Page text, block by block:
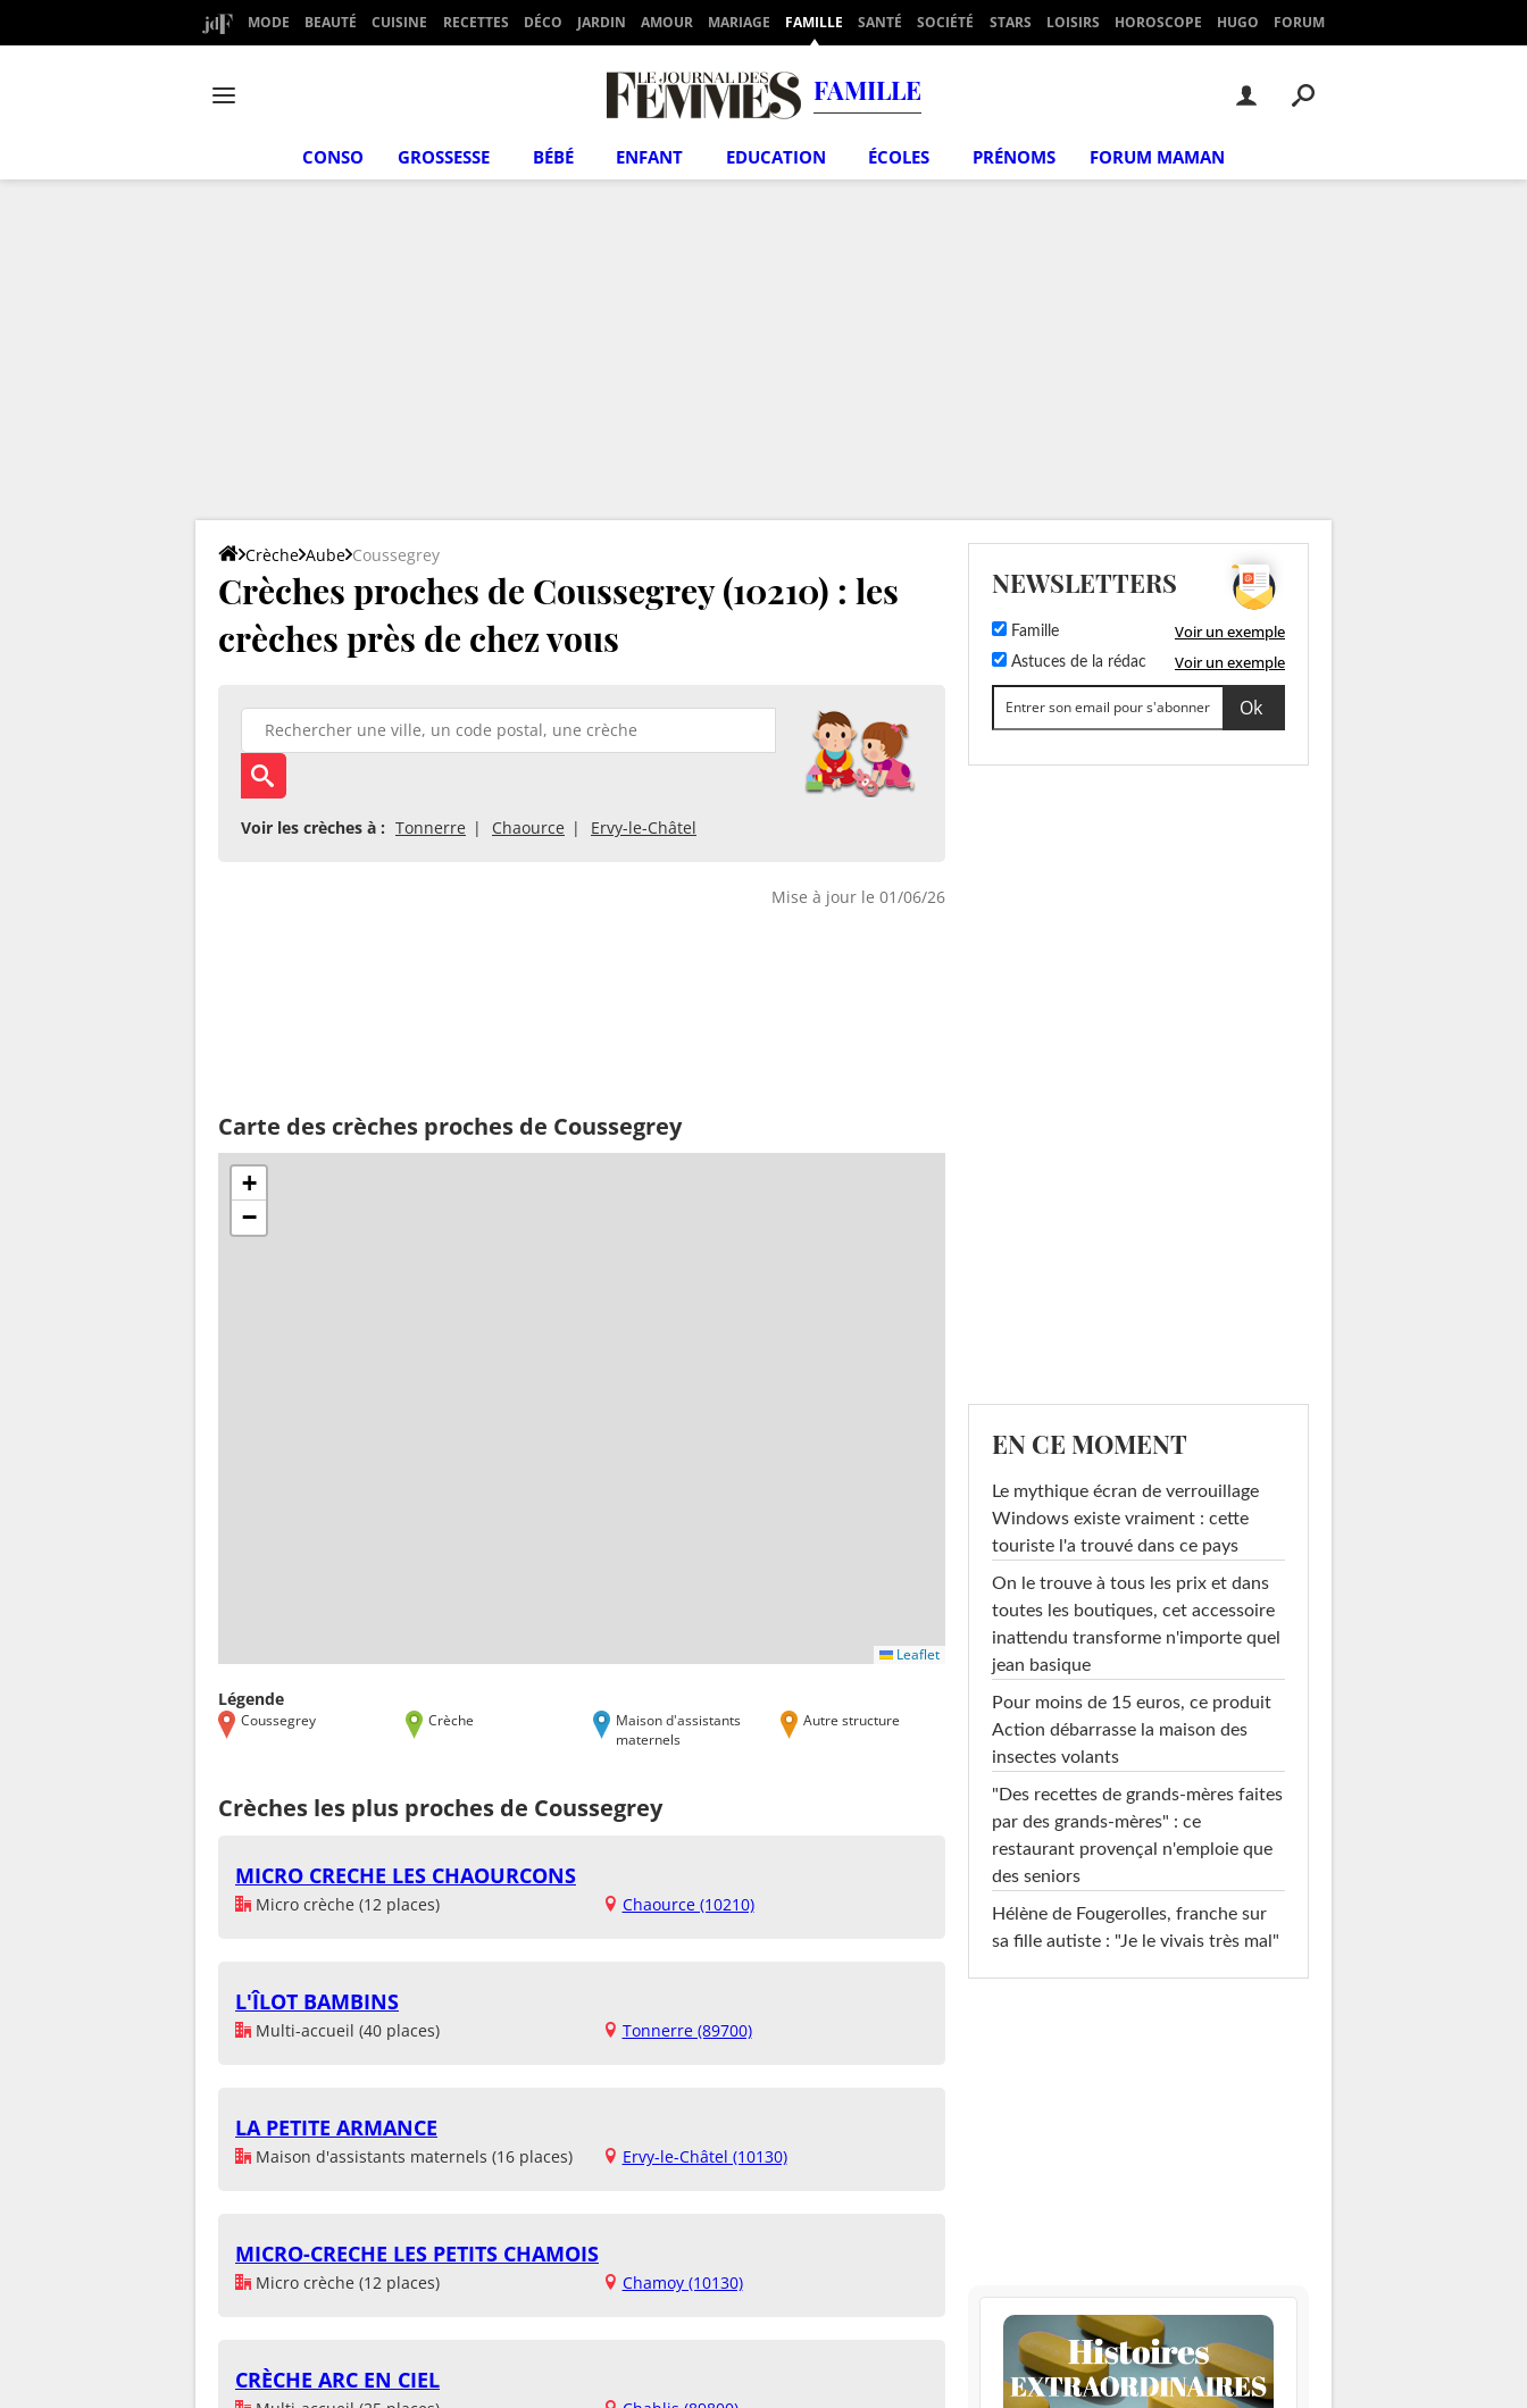
MODE BEAUTÉ CUISINE RECETTES DÉCO JARDIN AMOUR MARIAGE FAMILLE SANTÉ SOCIÉTÉ STARS LOISIRS HOROSCOPE HUGO FORUM
FAMILLE
CONSO GROSSESSE BÉBÉ ENFANT EDUCATION ÉCOLES PRÉNOMS FORUM MAMAN
Crèche Aube Coussegrey
Crèches proches de Coussegrey (10210) : les
crèches près de chez vous
Voir les crèches à : Tonnerre Chaource Ervy-le-Châtel
Mise à jour le 01/06/26
Carte des crèches proches de Coussegrey
+
−
Leaflet
Légende
Coussegrey Crèche
Maison d'assistants
maternels
Autre structure
Crèches les plus proches de Coussegrey
MICRO CRECHE LES CHAOURCONS
Micro crèche (12 places) Chaource (10210)
L'ÎLOT BAMBINS
Multi-accueil (40 places) Tonnerre (89700)
LA PETITE ARMANCE
Maison d'assistants maternels (16 places) Ervy-le-Châtel (10130)
MICRO-CRECHE LES PETITS CHAMOIS
Micro crèche (12 places) Chamoy (10130)
CRÈCHE ARC EN CIEL
NEWSLETTERS
Famille Voir un exemple
Astuces de la rédac Voir un exemple
EN CE MOMENT
Le mythique écran de verrouillage
Windows existe vraiment : cette
touriste l'a trouvé dans ce pays
On le trouve à tous les prix et dans
toutes les boutiques, cet accessoire
inattendu transforme n'importe quel
jean basique
Pour moins de 15 euros, ce produit
Action débarrasse la maison des
insectes volants
"Des recettes de grands-mères faites
par des grands-mères" : ce
restaurant provençal n'emploie que
des seniors
Hélène de Fougerolles, franche sur
sa fille autiste : "Je le vivais très mal"